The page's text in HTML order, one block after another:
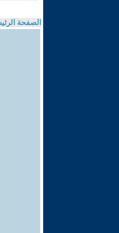
الصفحة